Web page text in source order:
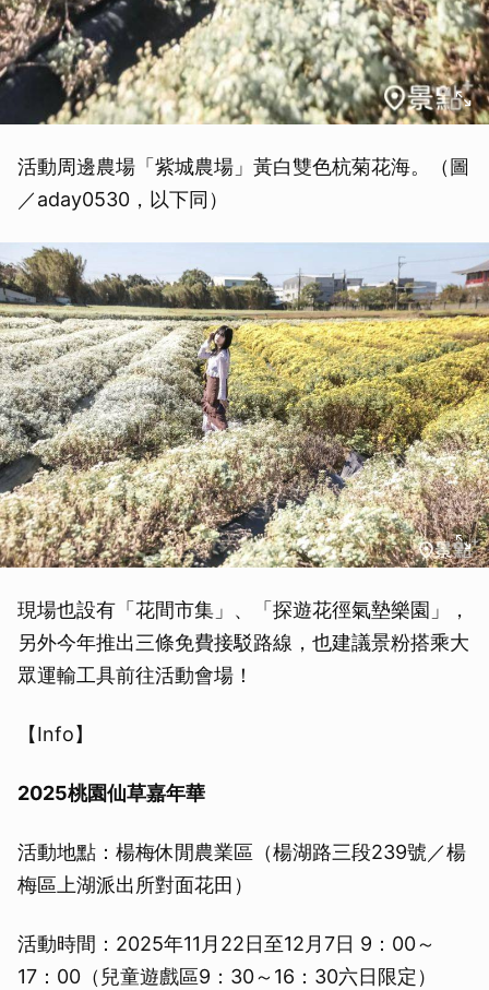
活動周邊農場「紫城農場」黃白雙色杭菊花海。（圖
／aday0530，以下同）
現場也設有「花間市集」、「探遊花徑氣墊樂園」，
另外今年推出三條免費接駁路線，也建議景粉搭乘大
眾運輸工具前往活動會場！
【Info】
2025桃園仙草嘉年華
活動地點：楊梅休閒農業區（楊湖路三段239號／楊
梅區上湖派出所對面花田）
活動時間：2025年11月22日至12月7日 9：00～
17：00（兒童遊戲區9：30～16：30六日限定）